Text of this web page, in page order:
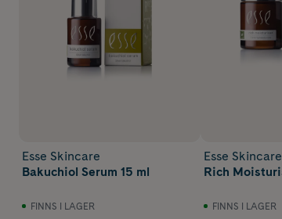
Esse Skincare
Bakuchiol Serum 15 ml
FINNS I LAGER
Esse Skincare
FINNS I LAGER